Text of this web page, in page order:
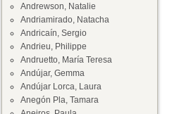
Andrewson, Natalie
Andriamirado, Natacha
Andricaín, Sergio
Andrieu, Philippe
Andruetto, María Teresa
Andújar, Gemma
Andújar Lorca, Laura
Anegón Pla, Tamara